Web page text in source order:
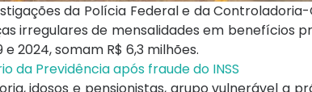
da Polícia Federal e da
irregulares de mensalidades em benefícios
2024, somam R$ 6,3 milhões.
da Previdência após fraude do INSS
idosos e pensionistas, grupo vulnerável a